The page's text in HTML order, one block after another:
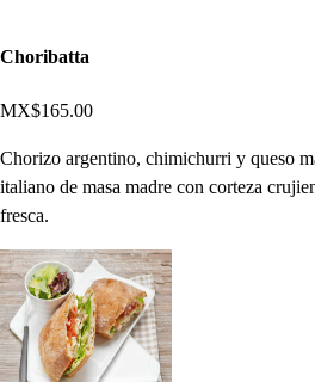
Choribatta
MX$165.00
Chorizo argentino, chimichurri y queso
italiano de masa madre con corteza
fresca.